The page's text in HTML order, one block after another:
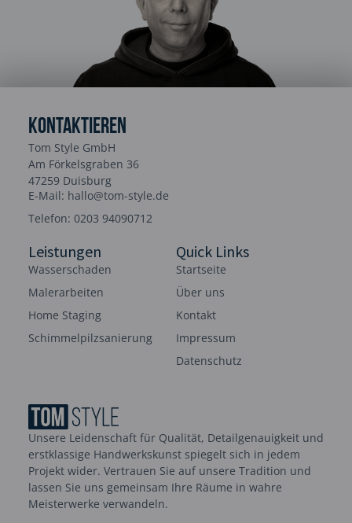
Unsere Leidenschaft für Qualität, Detailgenauigkeit und
erstklassige Handwerkskunst spiegelt sich in jedem
Projekt wider. Vertrauen Sie auf unsere Tradition und
lassen Sie uns gemeinsam Ihre Räume in wahre
Meisterwerke verwandeln.
Leistungen
Wasserschaden
Malerarbeiten
Home Staging
Schimmelpilzsanierung
Quick Links
Startseite
Über uns
Kontakt
Impressum
Datenschutz
Kontaktieren
Tom Style GmbH
Am Förkelsgraben 36
47259 Duisburg
E-Mail: hallo@tom-style.de
Telefon: 0203 94090712